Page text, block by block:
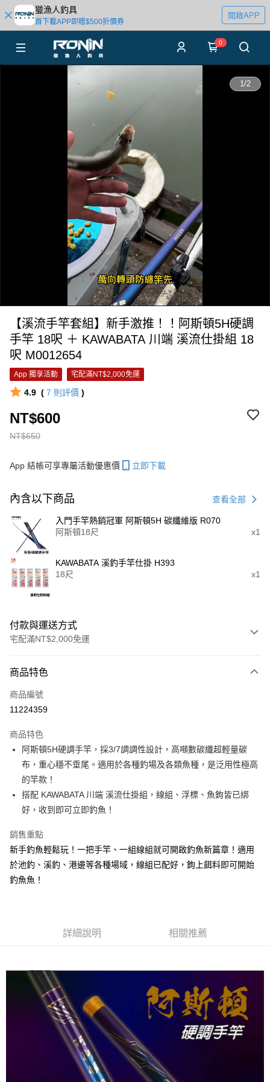
獵漁人釣具
首下載APP即贈$500折價券
開啟APP
0
0:00
0:20
1/2
【溪流手竿套組】新手激推！！阿斯頓5H硬調
手竿 18呎 ＋ KAWABATA 川端 溪流仕掛組 18
呎 M0012654
App 獨享活動 宅配滿NT$2,000免運
4.9 ( 7 則評價 )
NT$650
NT$600
App 結帳可享專屬活動優惠價 立即下載
內含以下商品 查看全部
入門手竿熱銷冠軍 阿斯頓5H 碳纖維版 R070
阿斯頓18尺
x1
KAWABATA 溪釣手竿仕掛 H393
18尺
x1
付款與運送方式
宅配滿NT$2,000免運
信用卡一次付款
信用卡分期付款
合作金庫商業銀行
華南商業銀行
彰化商業銀行
上海商業儲蓄銀行
台北富邦商業銀行
國泰世華商業銀行
臺灣中小企業銀行
台中商業銀行
匯豐（台灣）商業銀行
聯邦商業銀行
元大商業銀行
台新國際商業銀行
中國信託商業銀行
台灣樂天信用卡公司
Apple Pay
街口支付
悠遊付
大哥付你分期
【大哥付你分期使用說明】
1.本服務由台灣大哥大提供，台灣大哥大用戶可立即使用無須另外申請。
2.付款方式選擇「大哥付你分期」，訂單成立後會自動跳轉到大哥付的交易
成交易。
法說明評估內容。
【繳款方式說明】
2.透過簡訊連結打開帳單後，可選擇「超商條碼／台灣大直營門市／銀行轉
帳／街口支付／iPASS MONEY」等通路繳費。
【注意事項】
1.本服務係由「台灣大哥大股份有限公司」（以下簡稱本公司）所提供，讓
用戶於交易時，得透過本服務購買商品或服務，並由商店將買賣／分期付款
買賣價金債權讓與本公司後，依約使用本公司帳單繳交帳款。
2.基於同意付款使用「大哥付你分期」之契約關係目的，商店將以您的個人
資料（包含姓名、電話或地址）提供予台灣大哥大進項蒐集、處理及利用，
由本公司與您本人進行分期帳單所需資料之確認、核對及更正。
3.完整用戶服務條款，請詳閱以下連結：https://oppay.tw/userRule
AFTEE先享後付
相關說明
【關於「AFTEE先享後付」】
３．安心：先確認商品／服務後，再付款。
結帳頁面，進行簡訊認證並確認金額後，即可完成結帳。
２．訂單成立數日內，您將收到繳費通知簡訊。
３．收到繳費通知簡訊後14天內，點擊此簡訊中的連結，可透過四大超商／
ATM／網路銀行／等多元方式進行付款，方視為交易完成。
※ 請注意：結帳手續完成當下不需立刻繳費，但若您需要取消訂單，請聯絡
購買商品的店家。未經商家同意取消之訂單仍視為有效，需透過AFTEE先享
後付繳納相關費用。
※ 交易是否成功請以「AFTEE先享後付 」之結帳頁面顯示為準，若有關於
是否繳費成功／繳費後需取消欲退款等相關疑問，請聯繫「AFTEE先享後付
https://netprotections.freshdesk.com/support/home
ATM付款
每筆NT$100，滿NT$2,000(含以上)免運費
貨到付款（門市自取請勿下單，請聯繫客服）
每筆NT$200，滿NT$3,000(含以上)免運費
商品特色
商品編號
11224359
商品特色
阿斯頓5H硬調手竿，採3/7調調性設計，高噸數碳纖超輕量碳
布，重心穩不垂尾。適用於各種釣場及各類魚種，是泛用性極高
的竿款！
搭配 KAWABATA 川端 溪流仕掛組，線組、浮標、魚鉤皆已綁
好，收到即可立即釣魚！
銷售重點
新手釣魚輕鬆玩！一把手竿、一組線組就可開啟釣魚新篇章！適用
於池釣、溪釣、港邊等各種場域，線組已配好，鉤上餌料即可開始
釣魚魚！
詳細說明 相關推薦